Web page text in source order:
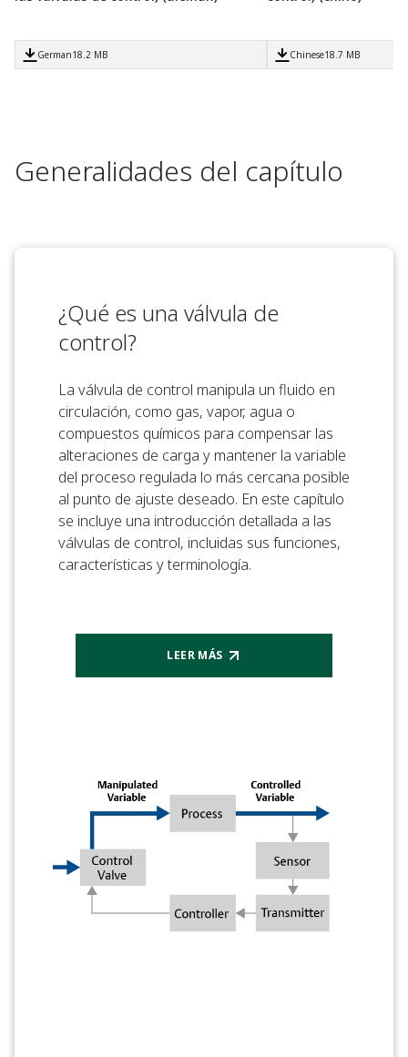
German18.2 MB Chinese18.7 MB
Generalidades del capítulo
¿Qué es una válvula de
control?
La válvula de control manipula un fluido en
circulación, como gas, vapor, agua o
compuestos químicos para compensar las
alteraciones de carga y mantener la variable
del proceso regulada lo más cercana posible
al punto de ajuste deseado. En este capítulo
se incluye una introducción detallada a las
válvulas de control, incluidas sus funciones,
características y terminología.
LEER MÁS